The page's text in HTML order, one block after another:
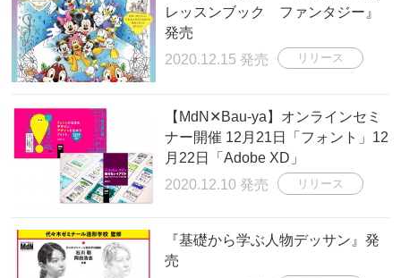
レッスンブック ファンタジー』
発売
2020.12.15 発売
リリース
【MdN✕Bau-ya】オンラインセミ
ナー開催 12月21日「フォント」12
月22日「Adobe XD」
2020.12.10 発売
リリース
『基礎から学ぶ人物デッサン』発
売